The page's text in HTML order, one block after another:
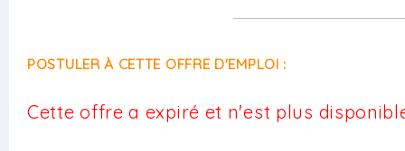
POSTULER À CETTE OFFRE D'EMPLOI :
Cette offre a expiré et n'est plus